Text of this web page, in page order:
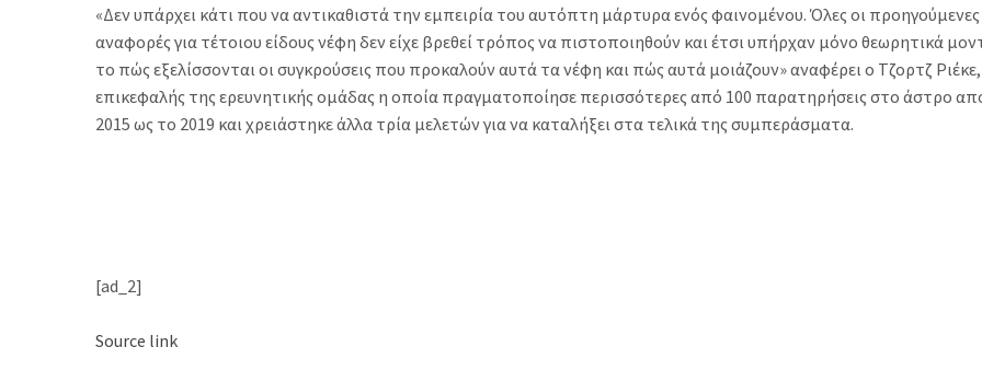
«Δεν υπάρχει κάτι που να αντικαθιστά την εμπειρία του αυτόπτη μάρτυρα ενός φαινομένου. Όλες οι προηγούμενες
αναφορές για τέτοιου είδους νέφη δεν είχε βρεθεί τρόπος να πιστοποιηθούν και έτσι υπήρχαν μόνο θεωρητικά
το πώς εξελίσσονται οι συγκρούσεις που προκαλούν αυτά τα νέφη και πώς αυτά μοιάζουν» αναφέρει ο Τζορτζ
επικεφαλής της ερευνητικής ομάδας η οποία πραγματοποίησε περισσότερες από 100 παρατηρήσεις στο άστρο
2015 ως το 2019 και χρειάστηκε άλλα τρία μελετών για να καταλήξει στα τελικά της συμπεράσματα.
[ad_2]
Source link